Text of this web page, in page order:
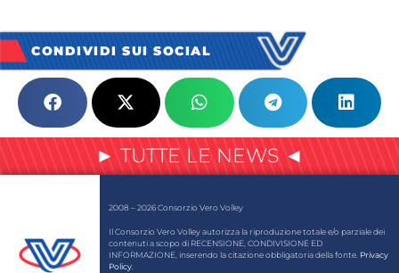
CONDIVIDI SUI SOCIAL
► TUTTE LE NEWS ◄
2008 – 2026 Consorzio Vero Volley
Il Consorzio Vero Volley autorizza la riproduzione totale e/o parziale dei
contenuti a scopo di RECENSIONE, CONDIVISIONE ED
INFORMAZIONE, inserendo la citazione obbligatoria della fonte. Privacy
Policy.